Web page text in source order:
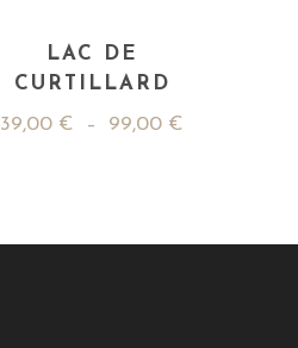
LAC DE
CURTILLARD
39,00 € – 99,00 €